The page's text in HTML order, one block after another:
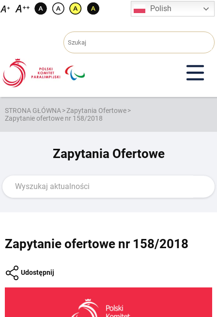
Przejdź
Polish
STRONA GŁÓWNA>Zapytania Ofertowe>
Zapytanie ofertowe nr 158/2018
Zapytania Ofertowe
Zapytanie ofertowe nr 158/2018
Udostępnij